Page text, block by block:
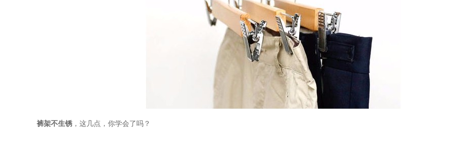
裤架不生锈 ，这几点，你学会了吗？